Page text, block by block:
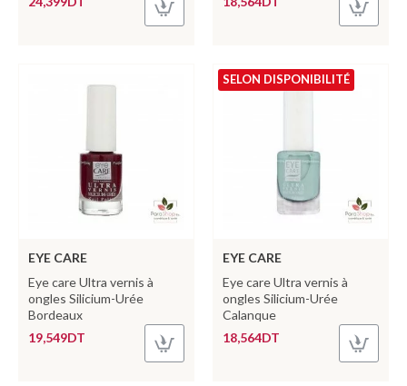
EYE CARE
Eye care Ultra vernis à
ongles Silicium-Urée
Bordeaux
19,549DT
SELON DISPONIBILITÉ
EYE CARE
Eye care Ultra vernis à
ongles Silicium-Urée
Calanque
18,564DT